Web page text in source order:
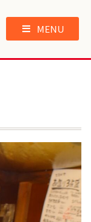
MENU